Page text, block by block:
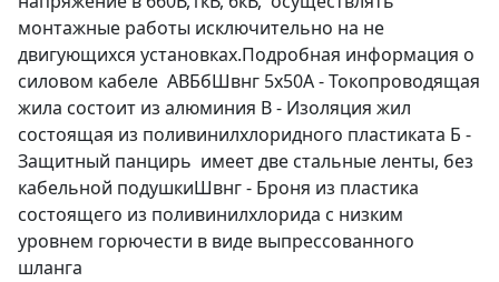
монтажные работы исключительно на не
двигующихся установках.Подробная информация о
силовом кабеле АВБбШвнг 5х50А - Токопроводящая
жила состоит из алюминия В - Изоляция жил
состоящая из поливинилхлоридного пластиката Б -
Защитный панцирь имеет две стальные ленты, без
кабельной подушкиШвнг - Броня из пластика
состоящего из поливинилхлорида с низким
уровнем горючести в виде выпрессованного
шланга